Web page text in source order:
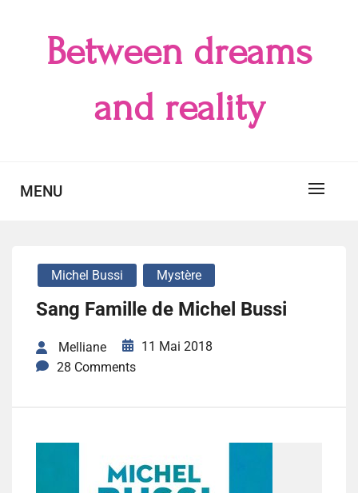
Between dreams
and reality
MENU
Michel Bussi Mystère
Sang Famille de Michel Bussi
Melliane
11 Mai 2018
28 Comments